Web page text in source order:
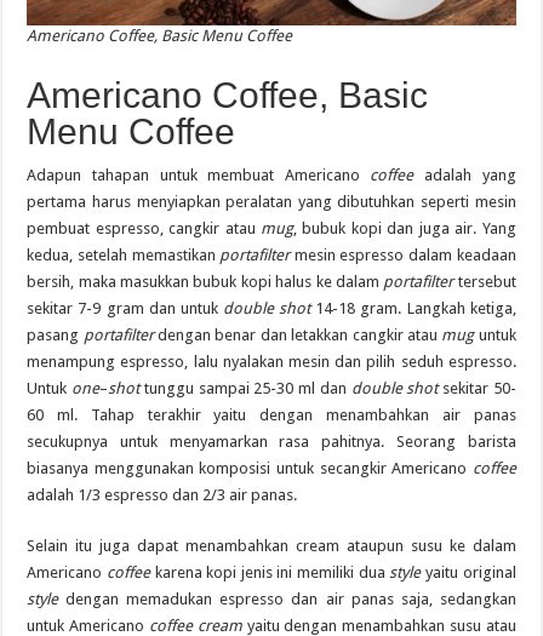
Americano Coffee, Basic Menu Coffee
Americano Coffee, Basic
Menu Coffee
Adapun tahapan untuk membuat Americano coffeeadalah yang
pertama harus menyiapkan peralatan yang dibutuhkan seperti mesin
pembuat espresso, cangkir atau mug, bubuk kopi dan juga air. Yang
kedua, setelah memastikan portafiltermesin espresso dalam keadaan
bersih, maka masukkan bubuk kopi halus ke dalam portafiltertersebut
sekitar 7-9 gram dan untuk double shot14-18 gram. Langkah ketiga,
pasang portafilterdengan benar dan letakkan cangkir atau muguntuk
menampung espresso, lalu nyalakan mesin dan pilih seduh espresso.
Untuk one– shottunggu sampai 25-30 ml dan double shotsekitar 50-
60 ml. Tahap terakhir yaitu dengan menambahkan air panas
secukupnya untuk menyamarkan rasa pahitnya. Seorang barista
biasanya menggunakan komposisi untuk secangkir Americano coffee
adalah 1/3 espresso dan 2/3 air panas.
Selain itu juga dapat menambahkan cream ataupun susu ke dalam
Americano coffeekarena kopi jenis ini memiliki dua styleyaitu original
styledengan memadukan espresso dan air panas saja, sedangkan
untuk Americano coffee creamyaitu dengan menambahkan susu atau